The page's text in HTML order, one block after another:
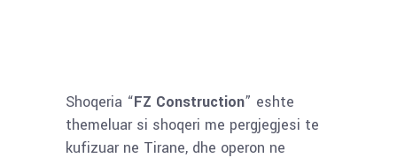
Shoqeria “FZ Construction” eshte
themeluar si shoqeri me pergjegjesi te
kufizuar ne Tirane, dhe operon ne